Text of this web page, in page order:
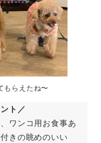
もらえたね〜
ト／
ワンコ用お食事あ
きの眺めのいい